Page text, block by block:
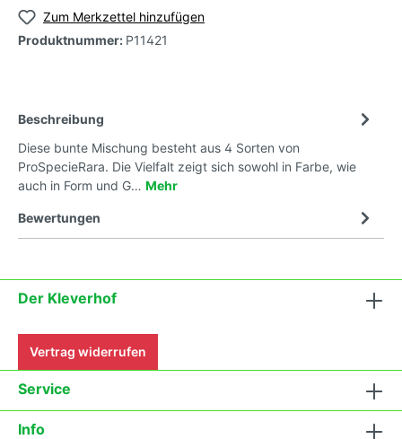
Zum Merkzettel hinzufügen
Produktnummer: P11421
Beschreibung
Diese bunte Mischung besteht aus 4 Sorten von
ProSpecieRara. Die Vielfalt zeigt sich sowohl in Farbe, wie
auch in Form und G… Mehr
Bewertungen
Der Kleverhof
Vertrag widerrufen
Service
Info